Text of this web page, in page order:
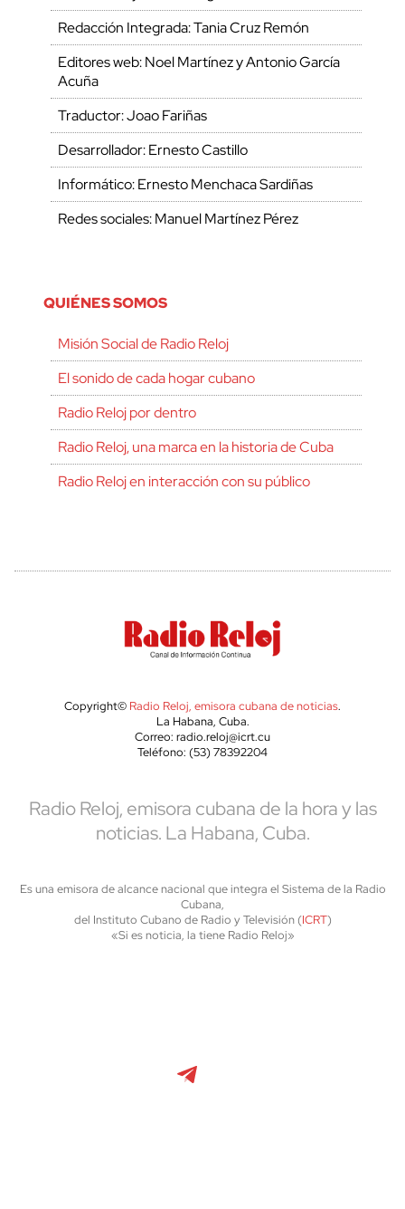
Redacción Integrada: Tania Cruz Remón
Editores web: Noel Martínez y Antonio García
Acuña
Traductor: Joao Fariñas
Desarrollador: Ernesto Castillo
Informático: Ernesto Menchaca Sardiñas
Redes sociales: Manuel Martínez Pérez
QUIÉNES SOMOS
Misión Social de Radio Reloj
El sonido de cada hogar cubano
Radio Reloj por dentro
Radio Reloj, una marca en la historia de Cuba
Radio Reloj en interacción con su público
Copyright© Radio Reloj, emisora cubana de noticias.
La Habana, Cuba.
Correo: radio.reloj@icrt.cu
Teléfono: (53) 78392204
Radio Reloj, emisora cubana de la hora y las
noticias. La Habana, Cuba.
Es una emisora de alcance nacional que integra el Sistema de la Radio
Cubana,
del Instituto Cubano de Radio y Televisión (ICRT)
«Si es noticia, la tiene Radio Reloj»